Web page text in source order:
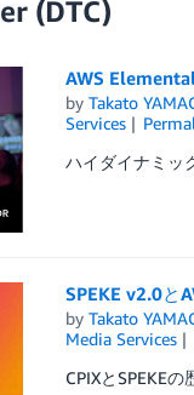
(DTC)
AWS
by Takato
Services
ハイダイナミッ
SPEKE v2.0と
by Takato
Media Services
CPIXとSPEKE